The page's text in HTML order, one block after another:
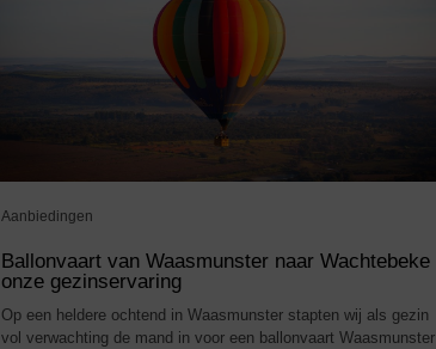
Aanbiedingen
Ballonvaart van Waasmunster naar Wachtebeke
onze gezinservaring
Op een heldere ochtend in Waasmunster stapten wij als gezin
vol verwachting de mand in voor een ballonvaart Waasmunster